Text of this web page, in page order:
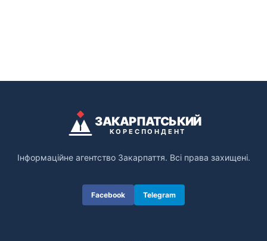
ЗАКАРПАТСЬКИЙ
КОРЕСПОНДЕНТ
Інформаційне агентство Закарпаття. Всі права захищені.
Facebook Telegram